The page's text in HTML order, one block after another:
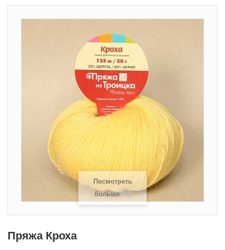
Посмотреть
больше
Пряжа Кроха